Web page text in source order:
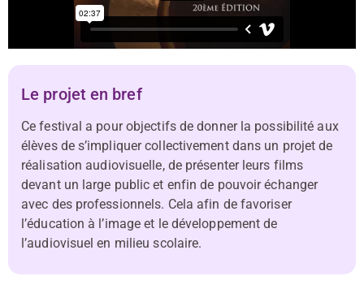
Le projet en bref
Ce festival a pour objectifs de donner la possibilité aux
élèves de s’impliquer collectivement dans un projet de
réalisation audiovisuelle, de présenter leurs films
devant un large public et enfin de pouvoir échanger
avec des professionnels. Cela afin de favoriser
l’éducation à l’image et le développement de
l’audiovisuel en milieu scolaire.